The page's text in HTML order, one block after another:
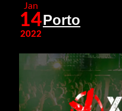
Jan
14
2022
Porto